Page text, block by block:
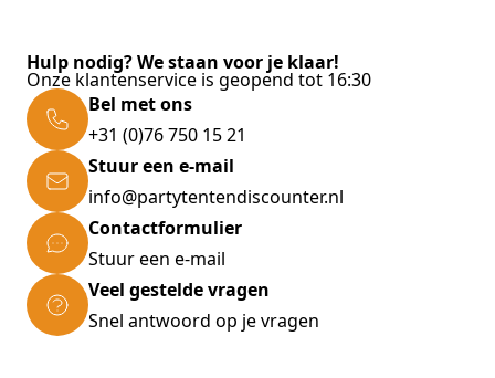
Hulp nodig? We staan voor je klaar!
Onze klantenservice is geopend tot 16:30
Bel met ons
+31 (0)76 750 15 21
Stuur een e-mail
info@partytentendiscounter.nl
Contactformulier
Stuur een e-mail
Veel gestelde vragen
Snel antwoord op je vragen